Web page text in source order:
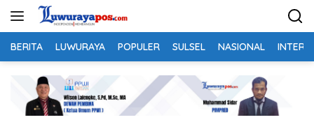
Langsung
BERITA LUWURAYA POPULER SULSEL NASIONAL